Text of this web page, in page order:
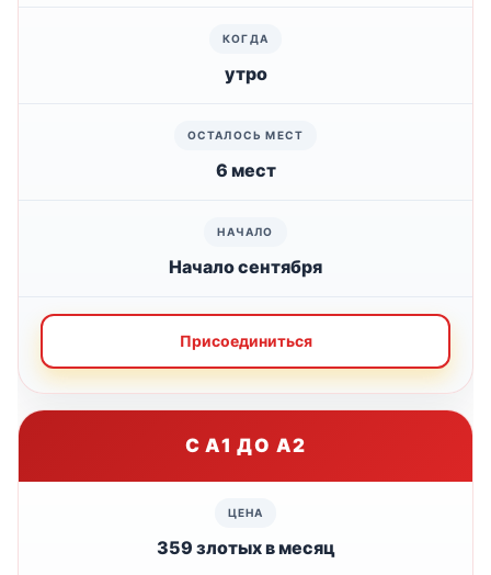
утро
6 мест
Начало сентября
Присоединиться
С A1 ДО A2
359 злотых в месяц